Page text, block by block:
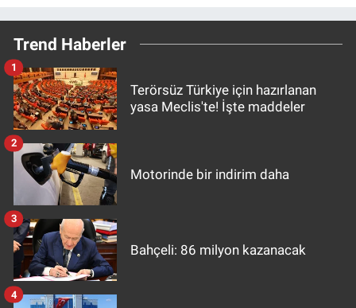
Trend Haberler
Terörsüz Türkiye için hazırlanan
yasa Meclis'te! İşte maddeler
1
Motorinde bir indirim daha
2
Bahçeli: 86 milyon kazanacak
3
4